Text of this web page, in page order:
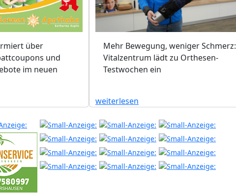
über
und
im neuen
Mehr Bewegung, weniger Schmerz:
Vitalzentrum lädt zu Orthesen-
Testwochen ein
weiterlesen